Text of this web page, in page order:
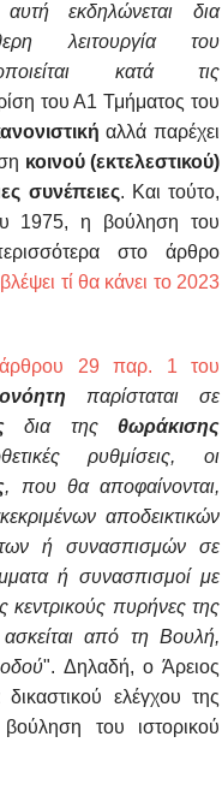
εκδηλώνεται δια
λειτουργία του
κατά τις
του Α1 Τμήματος του
αλλά παρέχει
κοινού (εκτελεστικού)
συνέπειες. Και τούτο,
1975, η βούληση του
στο άρθρο
τί θα κάνει το 2023
άρθρου 29 παρ. 1 του
παρίσταται σε
δια τηςθωράκισης
ρυθμίσεις, οι
, που θα αποφαίνονται,
αποδεικτικών
ή συνασπισμών σε
ή συνασπισμοί με
κεντρικούς πυρήνες της
ασκείται από τη Βουλή,
". Δηλαδή, ο Άρειος
ελέγχου της
του ιστορικού